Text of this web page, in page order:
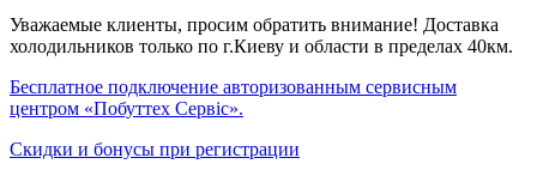
Уважаемые клиенты, просим обратить внимание! Доставка
холодильников только по г.Киеву и области в пределах 40км.
Бесплатное подключение авторизованным сервисным
центром «Побуттех Сервіс».
Скидки и бонусы при регистрации